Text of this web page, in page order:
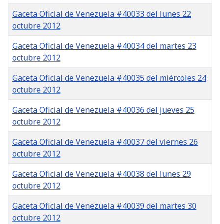
Gaceta Oficial de Venezuela #40033 del lunes 22
octubre 2012
Gaceta Oficial de Venezuela #40034 del martes 23
octubre 2012
Gaceta Oficial de Venezuela #40035 del miércoles 24
octubre 2012
Gaceta Oficial de Venezuela #40036 del jueves 25
octubre 2012
Gaceta Oficial de Venezuela #40037 del viernes 26
octubre 2012
Gaceta Oficial de Venezuela #40038 del lunes 29
octubre 2012
Gaceta Oficial de Venezuela #40039 del martes 30
octubre 2012